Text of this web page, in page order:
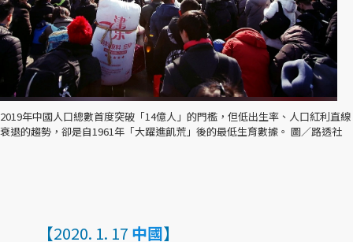
2019年中國人口總數首度突破「14億人」的門檻，但低出生率、人口紅利直線
衰退的趨勢，卻是自1961年「大躍進飢荒」後的最低生育數據。 圖／路透社
【2020. 1. 17 中國】